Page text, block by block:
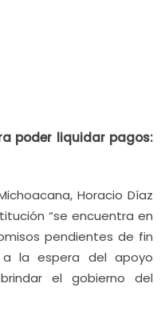
poder liquidar pagos:
Horacio Díaz
“se encuentra en
pendientes de fin
la espera del apoyo
el gobierno del